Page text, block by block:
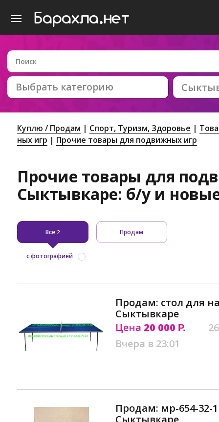
Выбрать категорию
Куплю / Продам Спорт, Tуризм, Здоровье
ных игр
Прочие товары для подвижных игр
Прочие товары для
Сыктывкаре: б/у и
Все 2 Продам
с фотографией
Продам: стол для
Сыктывкаре
Цена 20 000 Р.
Вчера в 23:01
Продам: мр-654-32-